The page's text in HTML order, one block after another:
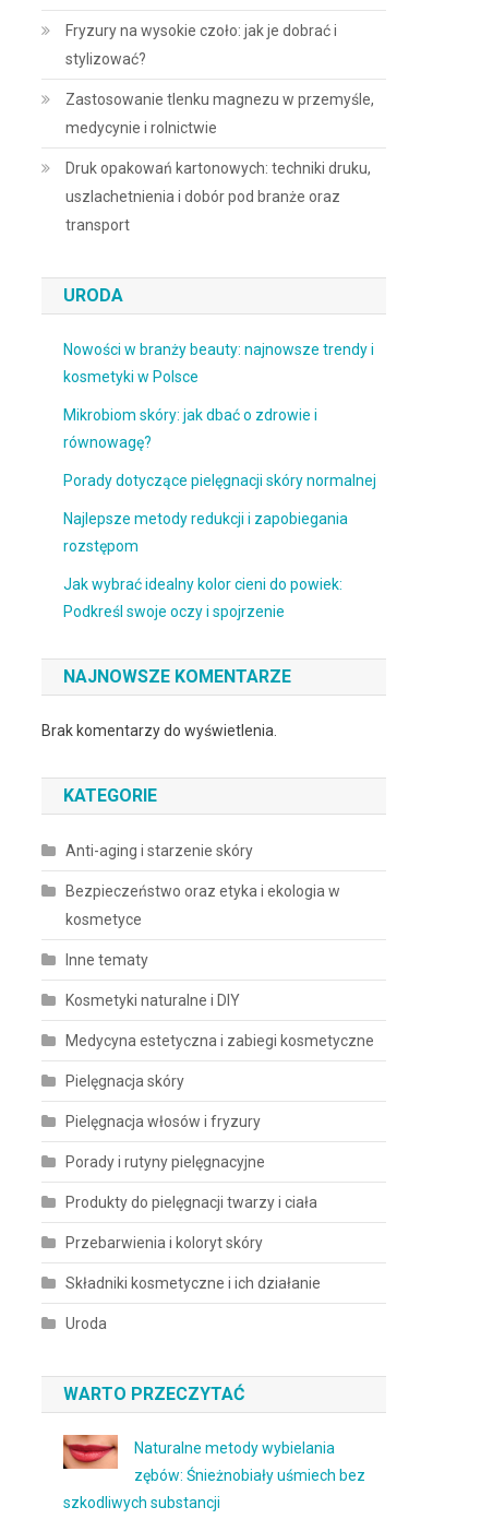
Fryzury na wysokie czoło: jak je dobrać i
stylizować?
Zastosowanie tlenku magnezu w przemyśle,
medycynie i rolnictwie
Druk opakowań kartonowych: techniki druku,
uszlachetnienia i dobór pod branże oraz
transport
URODA
Nowości w branży beauty: najnowsze trendy i
kosmetyki w Polsce
Mikrobiom skóry: jak dbać o zdrowie i
równowagę?
Porady dotyczące pielęgnacji skóry normalnej
Najlepsze metody redukcji i zapobiegania
rozstępom
Jak wybrać idealny kolor cieni do powiek:
Podkreśl swoje oczy i spojrzenie
NAJNOWSZE KOMENTARZE
Brak komentarzy do wyświetlenia.
KATEGORIE
Anti-aging i starzenie skóry
Bezpieczeństwo oraz etyka i ekologia w
kosmetyce
Inne tematy
Kosmetyki naturalne i DIY
Medycyna estetyczna i zabiegi kosmetyczne
Pielęgnacja skóry
Pielęgnacja włosów i fryzury
Porady i rutyny pielęgnacyjne
Produkty do pielęgnacji twarzy i ciała
Przebarwienia i koloryt skóry
Składniki kosmetyczne i ich działanie
Uroda
WARTO PRZECZYTAĆ
Naturalne metody wybielania
zębów: Śnieżnobiały uśmiech bez
szkodliwych substancji